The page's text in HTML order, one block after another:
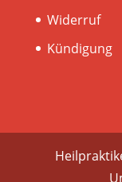
Widerruf
Kündigung